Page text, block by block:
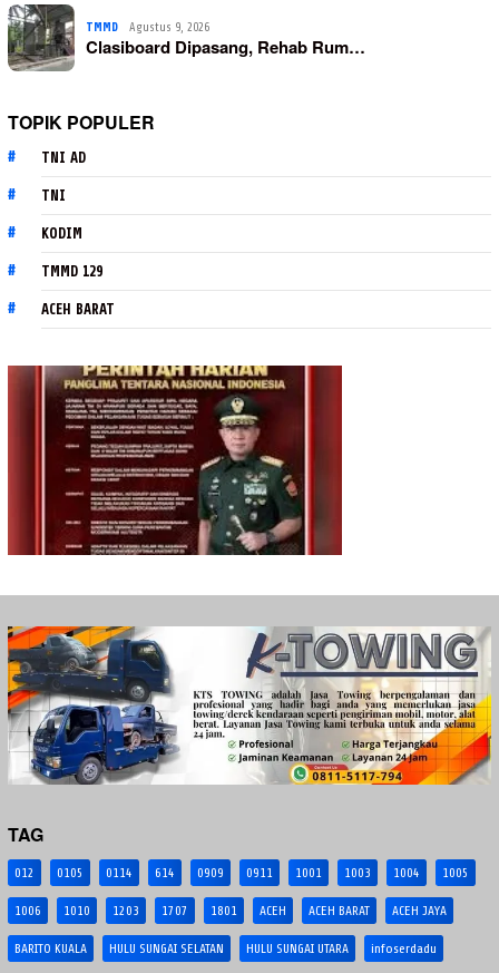
TMMD Agustus 9, 2026
Clasiboard Dipasang, Rehab Rum…
TOPIK POPULER
TNI AD
TNI
KODIM
TMMD 129
ACEH BARAT
TAG
012 0105 0114 614 0909 0911 1001 1003 1004 1005
1006 1010 1203 1707 1801 ACEH ACEH BARAT ACEH JAYA
BARITO KUALA HULU SUNGAI SELATAN HULU SUNGAI UTARA infoserdadu